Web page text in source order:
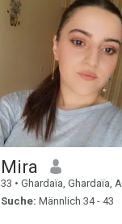
Mira
33 • Ghardaïa, Ghardaïa, Algerien
Suche: Männlich 34 - 43